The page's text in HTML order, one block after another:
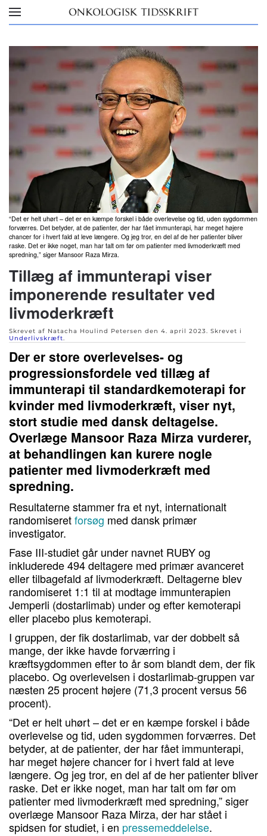
Skip to main content
“Det er helt uhørt – det er en kæmpe forskel i både overlevelse og tid, uden sygdommen
forværres. Det betyder, at de patienter, der har fået immunterapi, har meget højere
chancer for i hvert fald at leve længere. Og jeg tror, en del af de her patienter bliver
raske. Det er ikke noget, man har talt om før om patienter med livmoderkræft med
spredning,” siger Mansoor Raza Mirza.
Tillæg af immunterapi viser
imponerende resultater ved
livmoderkræft
Skrevet af Natacha Houlind Petersen den 4. april 2023. Skrevet i
Underlivskræft.
Der er store overlevelses- og
progressionsfordele ved tillæg af
immunterapi til standardkemoterapi for
kvinder med livmoderkræft, viser nyt,
stort studie med dansk deltagelse.
Overlæge Mansoor Raza Mirza vurderer,
at behandlingen kan kurere nogle
patienter med livmoderkræft med
spredning.
Resultaterne stammer fra et nyt, internationalt
randomiseretforsøg med dansk primær
investigator.
Fase III-studiet går under navnet RUBY og
inkluderede 494 deltagere med primær avanceret
eller tilbagefald af livmoderkræft. Deltagerne blev
randomiseret 1:1 til at modtage immunterapien
Jemperli (dostarlimab) under og efter kemoterapi
eller placebo plus kemoterapi.
I gruppen, der fik dostarlimab, var der dobbelt så
mange, der ikke havde forværring i
kræftsygdommen efter to år som blandt dem, der fik
placebo. Og overlevelsen i dostarlimab-gruppen var
næsten 25 procent højere (71,3 procent versus 56
procent).
“Det er helt uhørt – det er en kæmpe forskel i både
overlevelse og tid, uden sygdommen forværres. Det
betyder, at de patienter, der har fået immunterapi,
har meget højere chancer for i hvert fald at leve
længere. Og jeg tror, en del af de her patienter bliver
raske. Det er ikke noget, man har talt om før om
patienter med livmoderkræft med spredning,” siger
overlæge Mansoor Raza Mirza, der har stået i
spidsen for studiet, i en pressemeddelelse.